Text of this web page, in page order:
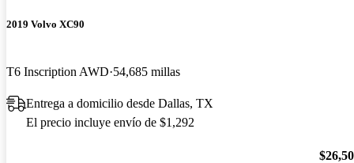
2019 Volvo XC90
T6 Inscription AWD 54,685 millas
Entrega a domicilio desde Dallas, TX
El precio incluye envío de $1,292